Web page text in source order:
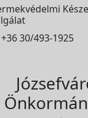
+36 30/493-1925